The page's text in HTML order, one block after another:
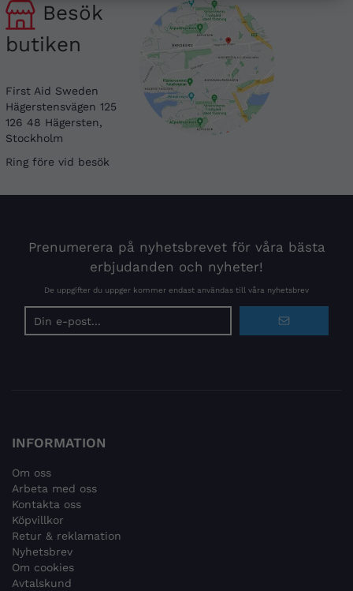
Besök
butiken
First Aid Sweden
Hägerstensvägen 125
126 48 Hägersten,
Stockholm
Ring före vid besök
Prenumerera på nyhetsbrevet för våra bästa
erbjudanden och nyheter!
De uppgifter du uppger kommer endast användas till våra nyhetsbrev
INFORMATION
Om oss
Arbeta med oss
Kontakta oss
Köpvillkor
Retur & reklamation
Nyhetsbrev
Om cookies
Avtalskund